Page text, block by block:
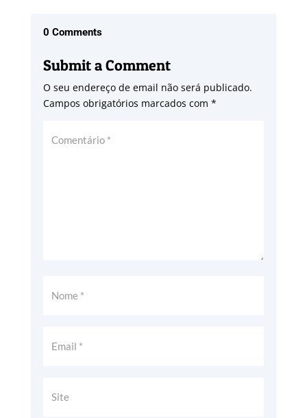
0 Comments
Submit a Comment
O seu endereço de email não será publicado.
Campos obrigatórios marcados com *